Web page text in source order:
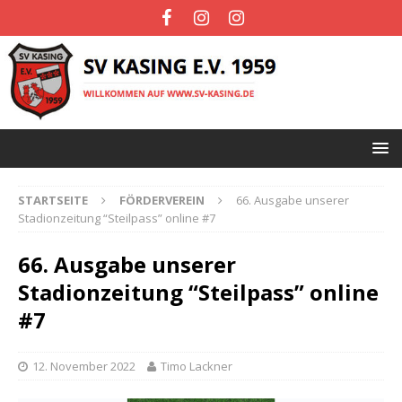
STARTSEITE FÖRDERVEREIN
66. Ausgabe unserer
Stadionzeitung “Steilpass” online #7
66. Ausgabe unserer
Stadionzeitung “Steilpass” online
#7
12. November 2022 Timo Lackner